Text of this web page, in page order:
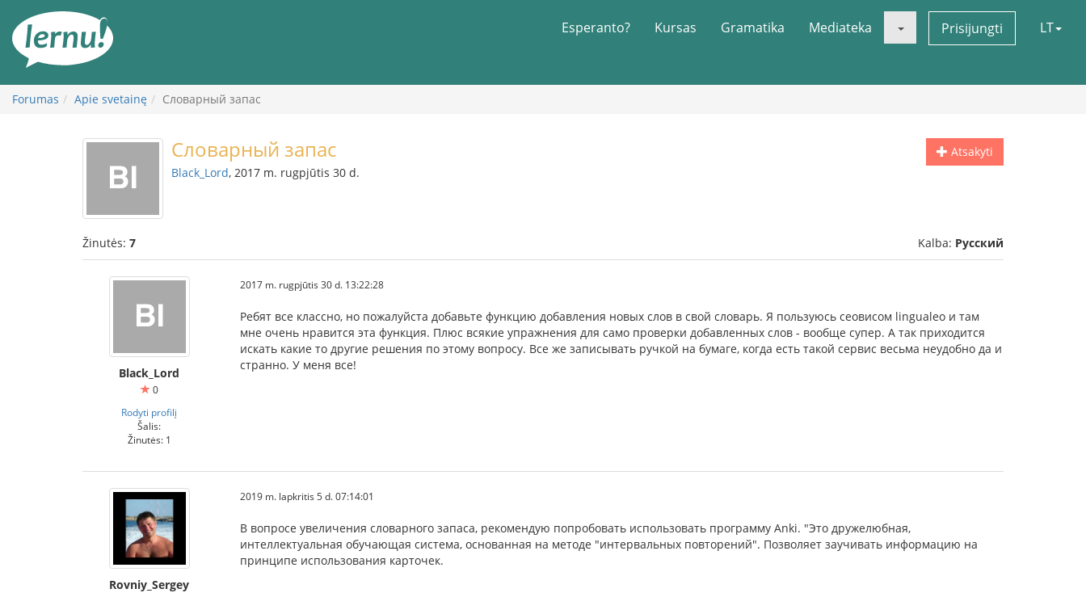
turinį
Esperanto? Kursas Gramatika Mediateka Prisijungti LT
Forumas Apie svetainę Словарный запас
Atsakyti
Словарный запас
Black_Lord, 2017 m. rugpjūtis 30 d.
Žinutės: 7 Kalba: Русский
Black_Lord
0
Rodyti profilį
Šalis:
Žinutės: 1
2017 m. rugpjūtis 30 d. 13:22:28
Ребят все классно, но пожалуйста добавьте функцию добавления новых слов в свой словарь. Я пользуюсь сеовисом lingualeo и там
мне очень нравится эта функция. Плюс всякие упражнения для само проверки добавленных слов - вообще супер. А так приходится
искать какие то другие решения по этому вопросу. Все же записывать ручкой на бумаге, когда есть такой сервис весьма неудобно да и
странно. У меня все!
Rovniy_Sergey
2019 m. lapkritis 5 d. 07:14:01
В вопросе увеличения словарного запаса, рекомендую попробовать использовать программу Anki. "Это дружелюбная,
интеллектуальная обучающая система, основанная на методе "интервальных повторений". Позволяет заучивать информацию на
принципе использования карточек.